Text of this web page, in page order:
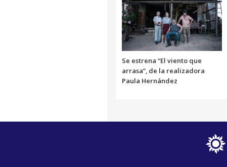
Se estrena “El viento que
arrasa”, de la realizadora
Paula Hernández